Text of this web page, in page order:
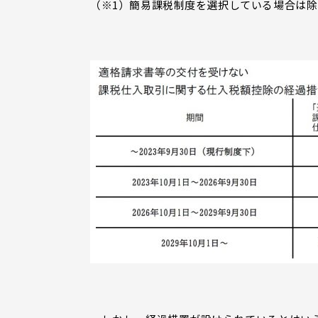
（※1）簡易課税制度を選択している場合は